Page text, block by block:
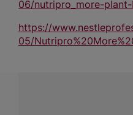
06/nutripro_more-
https://
05/